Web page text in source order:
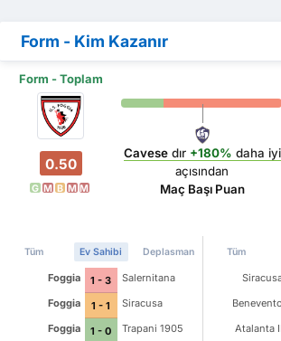
Form - Kim Kazanır
Form - Toplam
0.50
G M B M M
Cavesedır +180% daha iyi
açısından
Maç Başı Puan
Tüm Ev Sahibi Deplasman
Foggia 1 - 3
Salernitana
Foggia
1 - 1
Siracusa
Foggia
1 - 0
Trapani 1905
Tüm
Benevento
Atalanta II